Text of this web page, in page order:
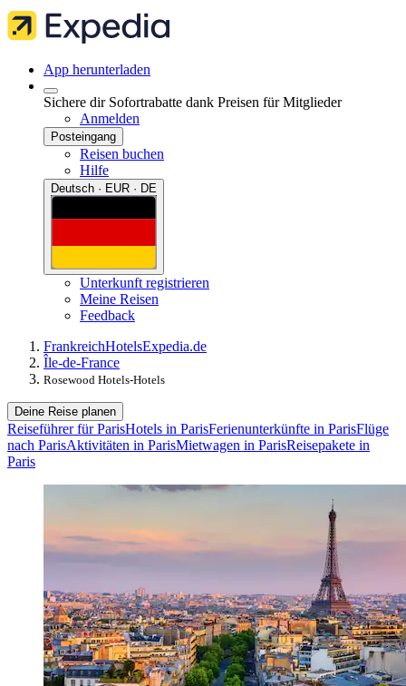
App herunterladen
Sichere dir Sofortrabatte dank Preisen für Mitglieder
Anmelden
Posteingang
Reisen buchen
Hilfe
Deutsch · EUR · DE
Unterkunft registrieren
Meine Reisen
Feedback
FrankreichHotelsExpedia.de
Île-de-France
Rosewood Hotels-Hotels
Deine Reise planen
Reiseführer für ParisHotels in ParisFerienunterkünfte in ParisFlüge
nach ParisAktivitäten in ParisMietwagen in ParisReisepakete in
Paris